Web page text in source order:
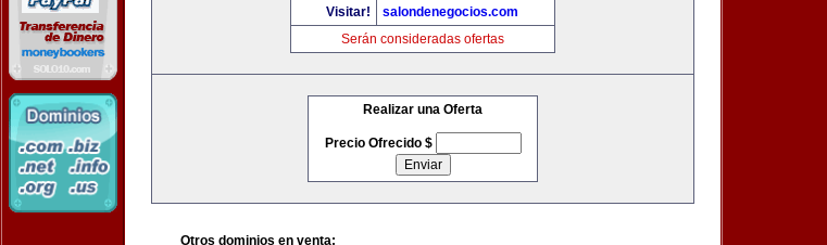
Visitar!
salondenegocios.com
Serán consideradas ofertas
Realizar una Oferta
Precio Ofrecido $
Otros dominios en venta: